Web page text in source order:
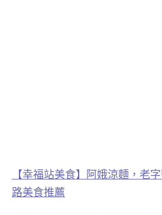
【幸福站美食】阿娥涼麵，老
路美食推薦